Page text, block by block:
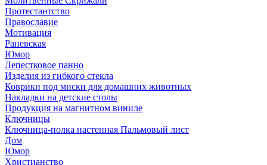
Протестантство
Православие
Мотивация
Раневская
Юмор
Лепестковое панно
Изделия из гибкого стекла
Коврики под миски для домашних животных
Накладки на детские столы
Продукция на магнитном виниле
Ключницы
Ключница-полка настенная Пальмовый лист
Дом
Юмор
Христианство